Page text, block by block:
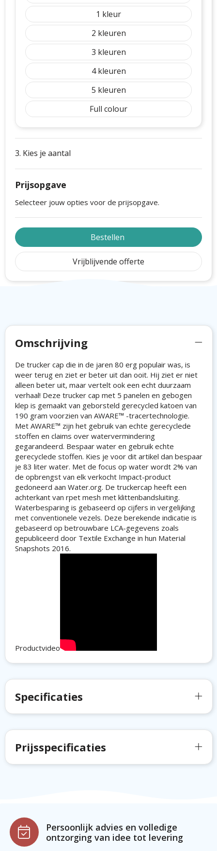
1
2
3
4
5
Full colour
3. Kies je aantal
Prijsopgave
Selecteer jouw opties voor de prijsopgave.
Bestellen
Vrijblijvende offerte
Omschrijving
De trucker cap die in de jaren 80 erg populair was, is
weer terug en ziet er beter uit dan ooit. Hij ziet er niet
alleen beter uit, maar vertelt ook een echt duurzaam
verhaal! Deze trucker cap met 5 panelen en gebogen
klep is gemaakt van geborsteld gerecycled katoen van
190 gram voorzien van AWARE™ -tracertechnologie.
Met AWARE™ zijn het gebruik van echte gerecyclede
stoffen en claims over watervermindering
gegarandeerd. Bespaar water en gebruik echte
gerecyclede stoffen. Kies je voor dit artikel dan bespaar
je 83 liter water. Met de focus op water wordt 2% van
de opbrengst van elk verkocht Impact-product
gedoneerd aan Water.org. De truckercap heeft een
achterkant van rpet mesh met klittenbandsluiting.
Waterbesparing is gebaseerd op cijfers in vergelijking
met conventionele vezels. Deze berekende indicatie is
gebaseerd op betrouwbare LCA-gegevens zoals
gepubliceerd door Textile Exchange in hun Material
Snapshots 2016.
Productvideo
Specificaties
Prijsspecificaties
Persoonlijk advies en volledige
ontzorging van idee tot levering